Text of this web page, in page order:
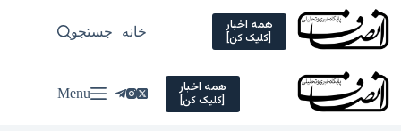
Skip
content
همه اخبار
[کلیک کن] خانه سیاسی
جستجو
همه اخبار
[کلیک کن] Menu